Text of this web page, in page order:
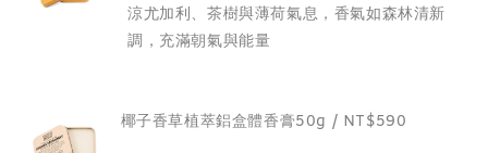
涼尤加利、茶樹與薄荷氣息，香氣如森林清新
調，充滿朝氣與能量
椰子香草植萃鋁盒體香膏50g / NT$590